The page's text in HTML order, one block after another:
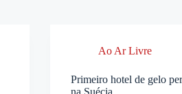
Ao Ar Livre
Primeiro hotel de gelo
na Suécia